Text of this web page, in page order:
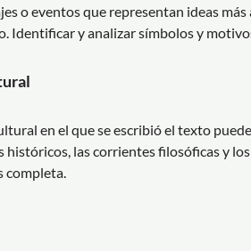
o eventos que representan ideas
Identificar y analizar símbolos y
en el que se escribió el texto
las corrientes filosóficas y
completa.